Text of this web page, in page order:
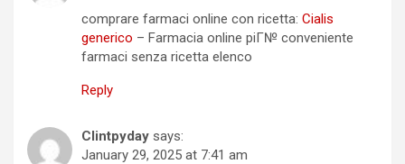
comprare farmaci online con ricetta: Cialis
generico – Farmacia online piГ№ conveniente
farmaci senza ricetta elenco
Reply
Clintpyday says:
January 29, 2025 at 7:41 am